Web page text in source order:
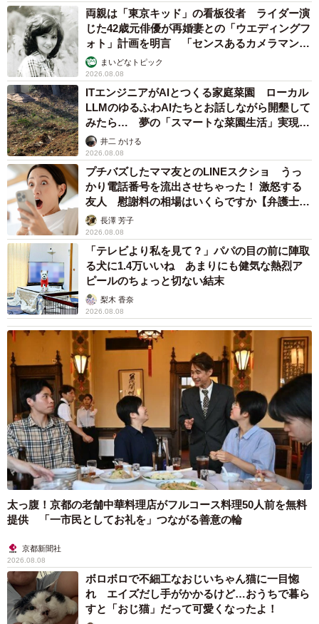
両親は「東京キッド」の看板役者 ライダー演
じた42歳元俳優が再婚妻との「ウエディングフ
ォト」計画を明言 「センスあるカメラマン求
む」まいどなトピック
2026.08.08
ITエンジニアがAIとつくる家庭菜園 ローカル
LLMのゆるふわAIたちとお話しながら開墾して
みたら… 夢の「スマートな菜園生活」実現な
るか井二 かける
2026.08.08
プチバズしたママ友とのLINEスクショ うっ
かり電話番号を流出させちゃった！ 激怒する
友人 慰謝料の相場はいくらですか【弁護士が
解説】長澤 芳子
2026.08.08
「テレビより私を見て？」パパの目の前に陣取
る犬に1.4万いいね あまりにも健気な熱烈ア
ピールのちょっと切ない結末
梨木 香奈
2026.08.08
太っ腹！京都の老舗中華料理店がフルコース料理50人前を無料
提供 「一市民としてお礼を」つながる善意の輪
京都新聞社
2026.08.08
ボロボロで不細工なおじいちゃん猫に一目惚
れ エイズだし手がかかるけど…おうちで暮ら
すと「おじ猫」だって可愛くなったよ！